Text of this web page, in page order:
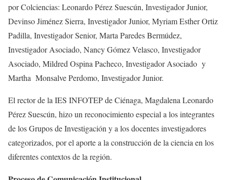
por Colciencias: Leonardo Pérez Suescún, Investigador Junior,
Devinso Jiménez Sierra, Investigador Junior, Myriam Esther Ortiz
Padilla, Investigador Senior, Marta Paredes Bermúdez,
Investigador Asociado, Nancy Gómez Velasco, Investigador
Asociado, Mildred Ospina Pacheco, Investigador Asociado y
Martha Monsalve Perdomo, Investigador Junior.
El rector de la IES INFOTEP de Ciénaga, Magdalena Leonardo
Pérez Suescún, hizo un reconocimiento especial a los integrantes
de los Grupos de Investigación y a los docentes investigadores
categorizados, por el aporte a la construcción de la ciencia en los
diferentes contextos de la región.